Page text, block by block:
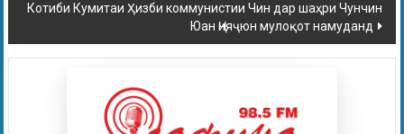
Котиби Кумитаи Ҳизби коммунистии Чин дар шаҳри Чунчин
Юан Ҷияҷюн мулоқот намуданд